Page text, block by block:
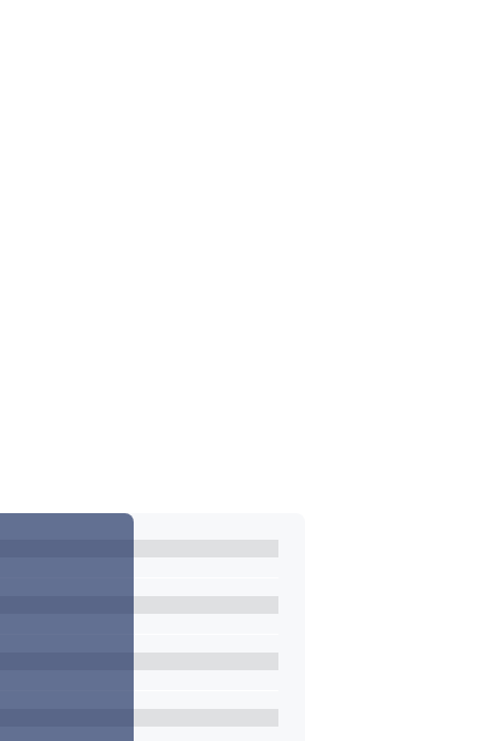
リオ機能」、CVR向上に効果的な「EFO
ポートしマーケットシェア拡大を図りま